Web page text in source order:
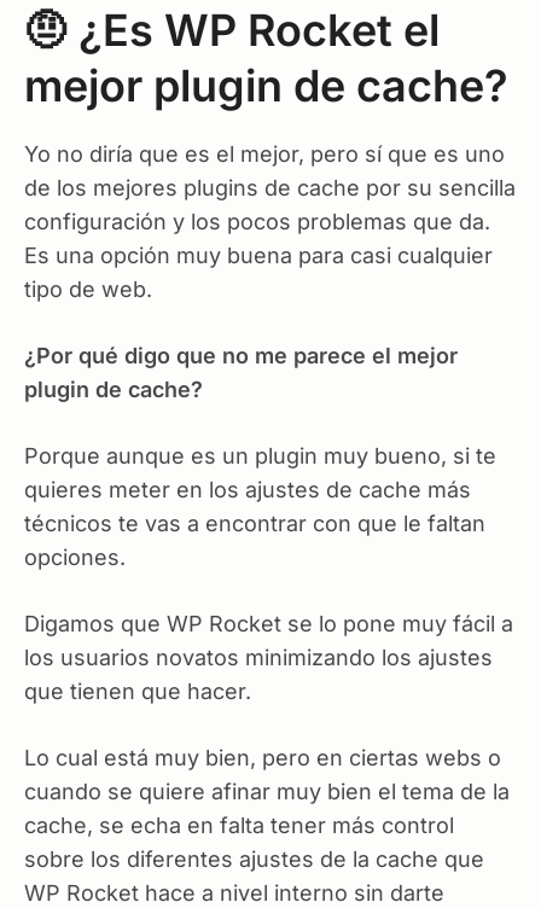
🤨 ¿Es WP Rocket el
mejor plugin de cache?
Yo no diría que es el mejor, pero sí que es uno
de los mejores plugins de cache por su sencilla
configuración y los pocos problemas que da.
Es una opción muy buena para casi cualquier
tipo de web.
¿Por qué digo que no me parece el mejor
plugin de cache?
Porque aunque es un plugin muy bueno, si te
quieres meter en los ajustes de cache más
técnicos te vas a encontrar con que le faltan
opciones.
Digamos que WP Rocket se lo pone muy fácil a
los usuarios novatos minimizando los ajustes
que tienen que hacer.
Lo cual está muy bien, pero en ciertas webs o
cuando se quiere afinar muy bien el tema de la
cache, se echa en falta tener más control
sobre los diferentes ajustes de la cache que
WP Rocket hace a nivel interno sin darte